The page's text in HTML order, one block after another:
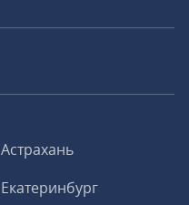
Астрахань
Екатеринбург